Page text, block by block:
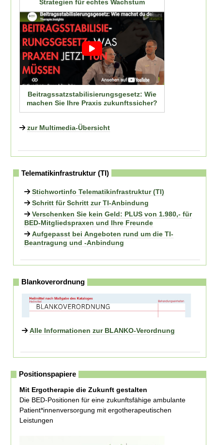
Strategien für echtes Wachstum
Beitragssatzstabilisierungsgesetz: Wie
machen Sie Ihre Praxis zukunftssicher?
zur Multimedia-Übersicht
Telematikinfrastruktur (TI)
Stichwortinfo Telematikinfrastruktur (TI)
Schritt für Schritt zur TI-Anbindung
Verschenken Sie kein Geld: PLUS von 1.980,- für
BED-Mitgliedspraxen und Ihre Freunde
Aufgepasst bei Angeboten rund um die TI-
Beantragung und -Anbindung
Blankoverordnung
Alle Informationen zur BLANKO-Verordnung
Positionspapiere
Mit Ergotherapie die Zukunft gestalten
Die BED-Positionen für eine zukunftsfähige ambulante
Patient*innenversorgung mit ergotherapeutischen
Leistungen